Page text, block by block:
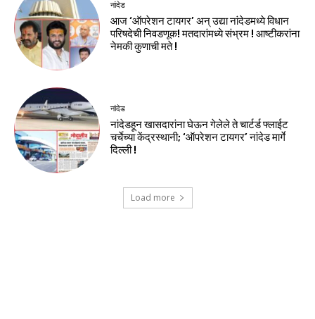
नांदेड
आज ‘ऑपरेशन टायगर’ अन् उद्या नांदेडमध्ये विधान
परिषदेची निवडणूक! मतदारांमध्ये संभ्रम ! आष्टीकरांना
नेमकी कुणाची मते !
नांदेड
नांदेडहून खासदारांना घेऊन गेलेले ते चार्टर्ड फ्लाईट
चर्चेच्या केंद्रस्थानी; ‘ऑपरेशन टायगर’ नांदेड मार्गे
दिल्ली !
Load more